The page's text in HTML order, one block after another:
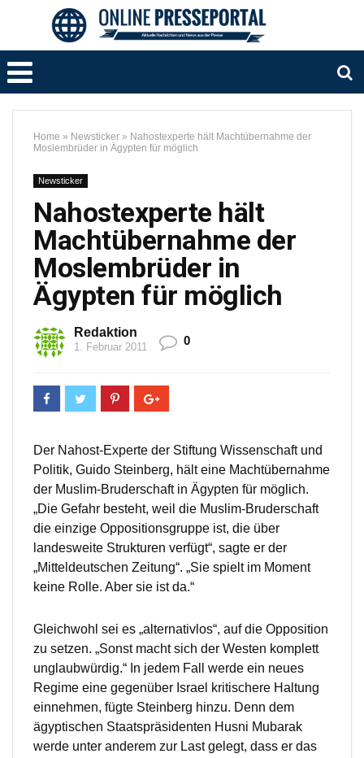
Home » Newsticker » Nahostexperte hält Machtübernahme der
Moslembrüder in Ägypten für möglich
Newsticker
Nahostexperte hält
Machtübernahme der
Moslembrüder in
Ägypten für möglich
Redaktion
1. Februar 2011 0
Der Nahost-Experte der Stiftung Wissenschaft und
Politik, Guido Steinberg, hält eine Machtübernahme
der Muslim-Bruderschaft in Ägypten für möglich.
„Die Gefahr besteht, weil die Muslim-Bruderschaft
die einzige Oppositionsgruppe ist, die über
landesweite Strukturen verfügt“, sagte er der
„Mitteldeutschen Zeitung“. „Sie spielt im Moment
keine Rolle. Aber sie ist da.“
Gleichwohl sei es „alternativlos“, auf die Opposition
zu setzen. „Sonst macht sich der Westen komplett
unglaubwürdig.“ In jedem Fall werde ein neues
Regime eine gegenüber Israel kritischere Haltung
einnehmen, fügte Steinberg hinzu. Denn dem
ägyptischen Staatspräsidenten Husni Mubarak
werde unter anderem zur Last gelegt, dass er das